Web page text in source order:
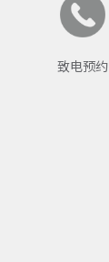
致电预约